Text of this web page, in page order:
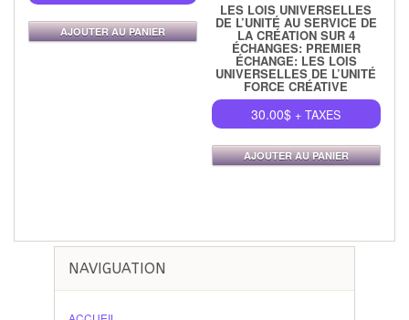
AJOUTER AU PANIER
LES LOIS UNIVERSELLES
DE L’UNITÉ AU SERVICE DE
LA CRÉATION SUR 4
ÉCHANGES: PREMIER
ÉCHANGE: LES LOIS
UNIVERSELLES DE L’UNITÉ
FORCE CRÉATIVE
30.00$ + TAXES
AJOUTER AU PANIER
NAVIGUATION